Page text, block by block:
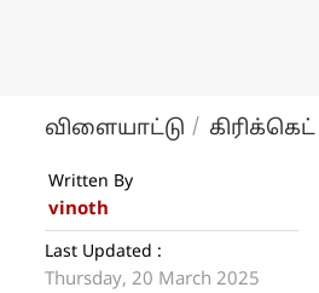
விளையாட்டு கிரிக்கெட்
Written By
vinoth
Last Updated :
Thursday, 20 March 2025